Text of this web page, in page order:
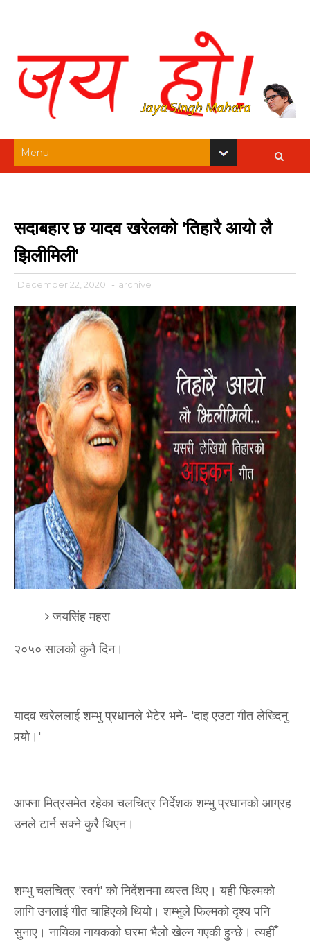
सदाबहार छ यादव खरेलको 'तिहारै आयो लै
झिलीमिली'
December 22, 2020 - archive
जयसिंह महरा
२०५० सालको कुनै दिन।
यादव खरेललाई शम्भु प्रधानले भेटेर भने- 'दाइ एउटा गीत लेख्दिनु
पर्‍यो।'
आफ्ना मित्रसमेत रहेका चलचित्र निर्देशक शम्भु प्रधानको आग्रह
उनले टार्न सक्ने कुरै थिएन।
शम्भु चलचित्र 'स्वर्ग' को निर्देशनमा व्यस्त थिए। यही फिल्मको
लागि उनलाई गीत चाहिएको थियो। शम्भुले फिल्मको दृश्य पनि
सुनाए। नायिका नायकको घरमा भैलो खेल्न गएकी हुन्छे। त्यहीँ